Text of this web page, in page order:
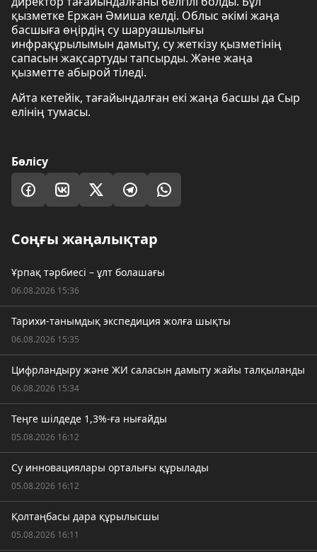
қызметке Ержан Әмиша келді. Облыс әкімі жаңа
басшыға өңірдің су шаруашылығы
инфрақұрылымын дамыту, су жеткізу қызметінің
сапасын жақсартуды тапсырды. Және жаңа
қызметте абырой тіледі.
Айта кетейік, тағайындалған екі жаңа басшы да Сыр
елінің тумасы.
Бөлісу
Соңғы жаңалықтар
Ұрпақ тәрбиесі – ұлт болашағы
06.08.2026 15:36
Тарихи-танымдық экспедиция жолға шықты
06.08.2026 15:35
Цифрландыру және ЖИ саласын дамыту жайы талқыланды
06.08.2026 15:34
Теңге шілдеде 1,3%-ға нығайды
05.08.2026 16:12
Су инновациялары орталығы құрылады
05.08.2026 16:12
Қолтаңбасы дара құрылысшы
05.08.2026 16:11